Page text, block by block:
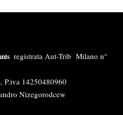
registrata Aut-Trib Milano n°
, P.iva 14250480960
Nizegorodcew